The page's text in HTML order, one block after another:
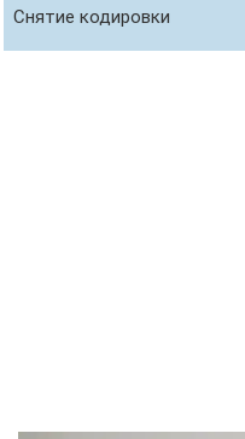
Снятие кодировки